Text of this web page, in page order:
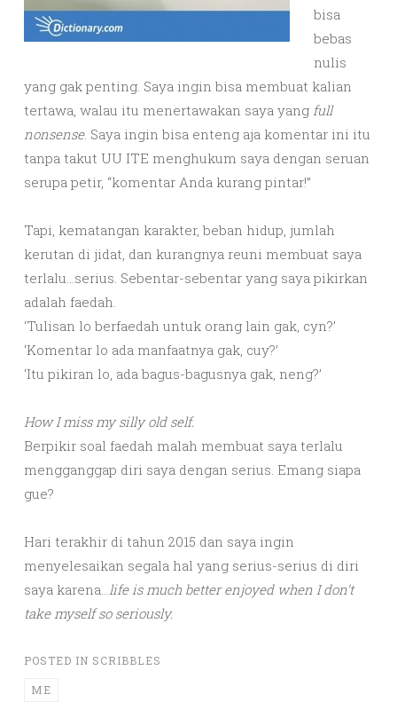
bisa
bebas
nulis
yang gak penting. Saya ingin bisa membuat kalian
tertawa, walau itu menertawakan saya yang full
nonsense. Saya ingin bisa enteng aja komentar ini itu
tanpa takut UU ITE menghukum saya dengan seruan
serupa petir, “komentar Anda kurang pintar!”
Tapi, kematangan karakter, beban hidup, jumlah
kerutan di jidat, dan kurangnya reuni membuat saya
terlalu…serius. Sebentar-sebentar yang saya pikirkan
adalah faedah.
‘Tulisan lo berfaedah untuk orang lain gak, cyn?’
‘Komentar lo ada manfaatnya gak, cuy?’
‘Itu pikiran lo, ada bagus-bagusnya gak, neng?’
How I miss my silly old self.
Berpikir soal faedah malah membuat saya terlalu
mengganggap diri saya dengan serius. Emang siapa
gue?
Hari terakhir di tahun 2015 dan saya ingin
menyelesaikan segala hal yang serius-serius di diri
saya karena…life is much better enjoyed when I don’t
take myself so seriously.
POSTED IN SCRIBBLES
ME